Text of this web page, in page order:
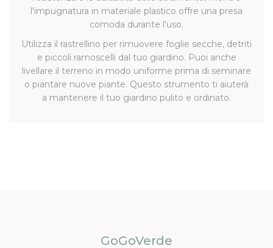
l'impugnatura in materiale plastico offre una presa
comoda durante l'uso.
Utilizza il rastrellino per rimuovere foglie secche, detriti
e piccoli ramoscelli dal tuo giardino. Puoi anche
livellare il terreno in modo uniforme prima di seminare
o piantare nuove piante. Questo strumento ti aiuterà
a mantenere il tuo giardino pulito e ordinato.
GoGoVerde